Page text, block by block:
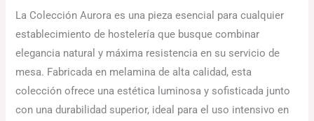
La Colección Aurora es una pieza esencial para cualquier
establecimiento de hostelería que busque combinar
elegancia natural y máxima resistencia en su servicio de
mesa. Fabricada en melamina de alta calidad, esta
colección ofrece una estética luminosa y sofisticada junto
con una durabilidad superior, ideal para el uso intensivo en